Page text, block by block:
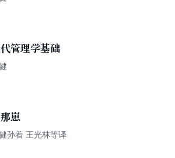
管理学基础
崽
孙着 王光林等译